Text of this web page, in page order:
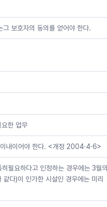
보호자의 동의를 얻어야 한다.
한 업무
내이어야 한다. <개정 2004·4·6>
필요하다고 인정하는 경우에는 3월의
다)이 인가한 시설인 경우에는 미리